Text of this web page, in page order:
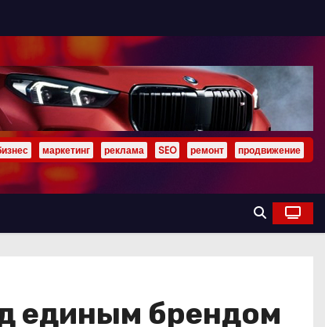
маркетинг реклама SEO ремонт продвижение
единым брендом